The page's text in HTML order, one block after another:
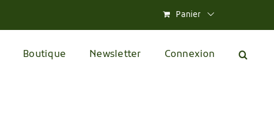
Panier
Boutique Newsletter Connexion